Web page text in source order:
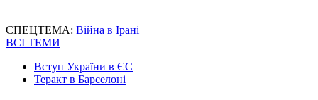
СПЕЦТЕМА: Війна в Ірані
ВСІ ТЕМИ
Вступ України в ЄС
Теракт в Барселоні